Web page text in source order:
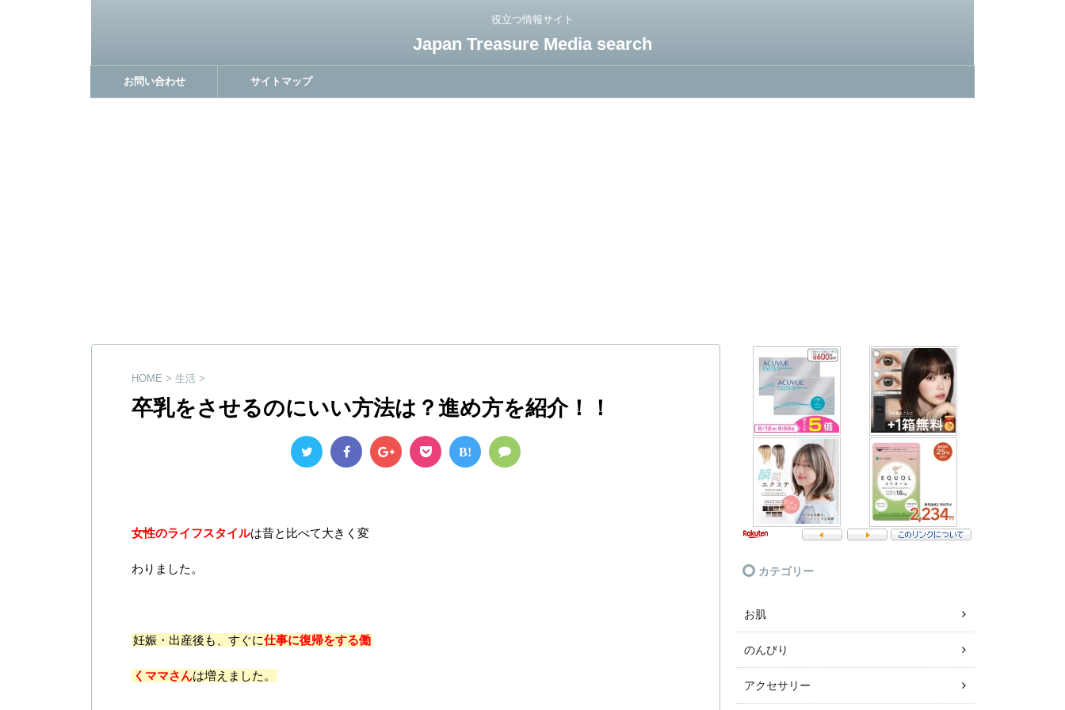
役立つ情報サイト
Japan Treasure Media search
お問い合わせ サイトマップ
HOME > 生活 >
卒乳をさせるのにいい方法は？進め方を紹介！！
B!
女性のライフスタイルは昔と比べて大きく変
わりました。
妊娠・出産後も、すぐに仕事に復帰をする働
くママさんは増えました。
カテゴリー
お肌
のんびり
アクセサリー